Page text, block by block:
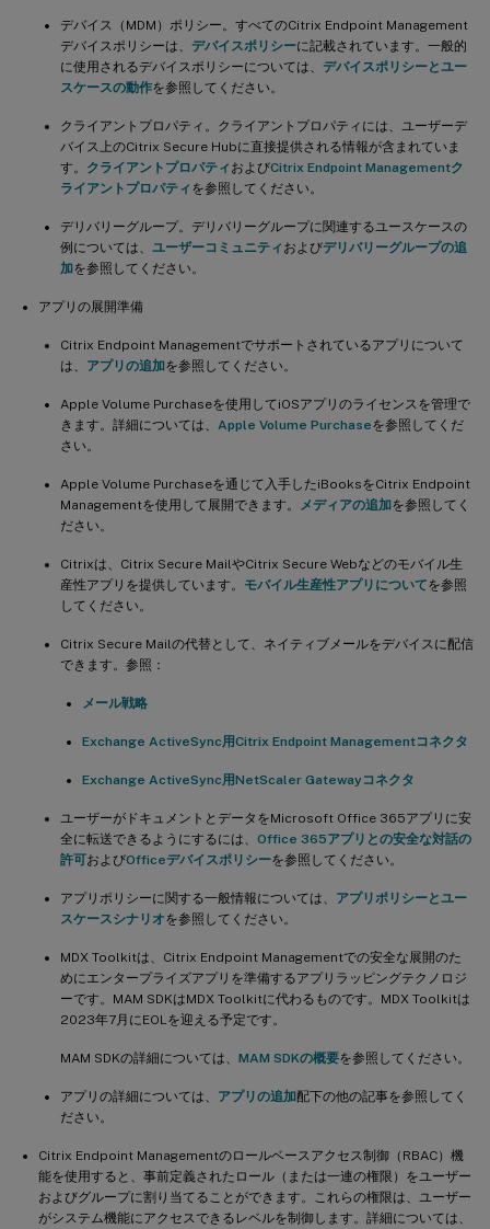
デバイス（MDM）ポリシー。すべてのCitrix Endpoint Management
デバイスポリシーは、 デバイスポリシーに記載されています。一般的
に使用されるデバイスポリシーについては、 デバイスポリシーとユー
スケースの動作を参照してください。
クライアントプロパティ。クライアントプロパティには、ユーザーデ
バイス上のCitrix Secure Hubに直接提供される情報が含まれていま
す。 クライアントプロパティ およびCitrix Endpoint Managementク
ライアントプロパティ を参照してください。
デリバリーグループ。デリバリーグループに関連するユースケースの
例については、 ユーザーコミュニティ およびデリバリーグループの追
加を参照してください。
アプリの展開準備
Citrix Endpoint Managementでサポートされているアプリについて
は、 アプリの追加を参照してください。
Apple Volume Purchaseを使用してiOSアプリのライセンスを管理で
きます。詳細については、 Apple Volume Purchaseを参照してくだ
さい。
Apple Volume Purchaseを通じて入手したiBooksをCitrix Endpoint
Managementを使用して展開できます。
メディアの追加を参照してく
ださい。
Citrixは、Citrix Secure MailやCitrix Secure Webなどのモバイル生
産性アプリを提供しています。 モバイル生産性アプリについてを参照
してください。
Citrix Secure Mailの代替として、ネイティブメールをデバイスに配信
できます。参照：
メール戦略
Exchange ActiveSync用Citrix Endpoint Managementコネクタ
Exchange ActiveSync用NetScaler Gatewayコネクタ
ユーザーがドキュメントとデータをMicrosoft Office 365アプリに安
全に転送できるようにするには、 Office 365アプリとの安全な対話の
許可およびOfficeデバイスポリシーを参照してください。
アプリポリシーに関する一般情報については、 アプリポリシーとユー
スケースシナリオを参照してください。
MDX Toolkitは、Citrix Endpoint Managementでの安全な展開のた
めにエンタープライズアプリを準備するアプリラッピングテクノロジ
ーです。MAM SDKはMDX Toolkitに代わるものです。MDX Toolkitは
2023年7月にEOLを迎える予定です。
MAM SDKの詳細については、 MAM SDKの概要を参照してください。
アプリの詳細については、 アプリの追加配下の他の記事を参照してく
ださい。
Citrix Endpoint Managementのロールベースアクセス制御（RBAC）機
能を使用すると、事前定義されたロール（または一連の権限）をユーザー
およびグループに割り当てることができます。これらの権限は、ユーザー
がシステム機能にアクセスできるレベルを制御します。詳細については、